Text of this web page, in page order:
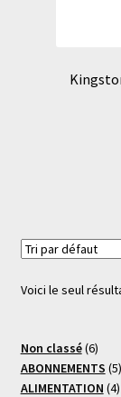
Voici le seul
Non classé 66
ABONNEMENTS 55
ALIMENTATION 44